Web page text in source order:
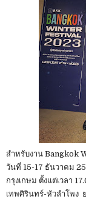
สำหรับงาน Bangkok
วันที่ 15-17 ธันวาคม
กรุงเกษม ตั้งแต่เวลา
เทพศิรินทร์-หัวลำโพง